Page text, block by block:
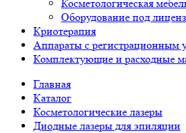
Косметологическая
Оборудование под
Криотерапия
Аппараты c регистрационным
Комплектующие и расходные
Главная
Каталог
Косметологические лазеры
Диодные лазеры для эпиляции